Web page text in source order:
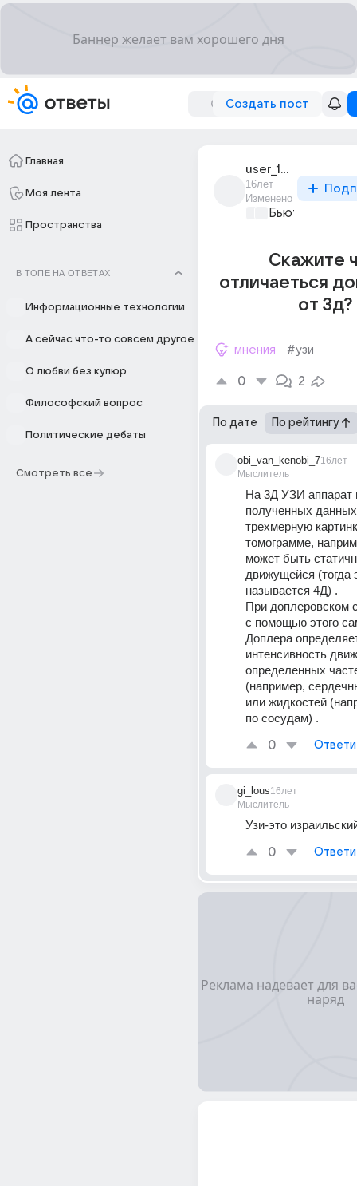
Создать пост
Главная
Моя лента
Пространства
В ТОПЕ НА ОТВЕТАХ
Информационные технологии
А сейчас что-то совсем другое
О любви без купюр
Философский вопрос
Политические дебаты
Смотреть все
user_14588989
16лет
Изменено
Бьютилэнд
Скажите
отличаеться
от 3д?
мнения #узи
0 2
По дате По рейтингу
obi_van_kenobi_7
Мыслитель
16лет
На 3Д УЗИ аппарат
полученных
трехмерную
томограмме,
может быть
движущейся (тогда
называется 4Д) .
При доплеровском
с помощью этого
Доплера
интенсивность
определенных
(например,
или жидкостей
по сосудам) .
0
gi_lous
Мыслитель
16лет
Узи-это
0